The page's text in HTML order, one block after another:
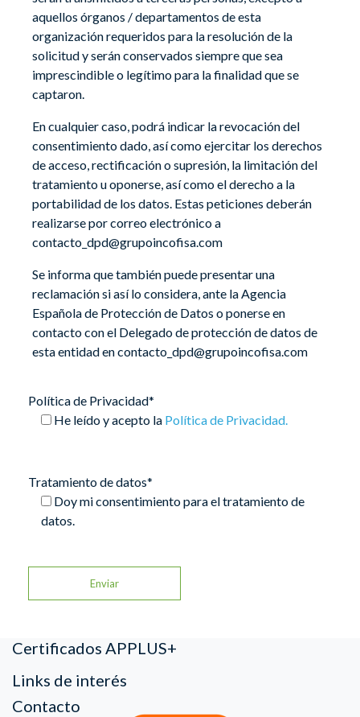
aquellos órganos / departamentos de esta
organización requeridos para la resolución de la
solicitud y serán conservados siempre que sea
imprescindible o legítimo para la finalidad que se
captaron.
En cualquier caso, podrá indicar la revocación del
consentimiento dado, así como ejercitar los derechos
de acceso, rectificación o supresión, la limitación del
tratamiento u oponerse, así como el derecho a la
portabilidad de los datos. Estas peticiones deberán
realizarse por correo electrónico a
contacto_dpd@grupoincofisa.com
Se informa que también puede presentar una
reclamación si así lo considera, ante la Agencia
Española de Protección de Datos o ponerse en
contacto con el Delegado de protección de datos de
esta entidad en contacto_dpd@grupoincofisa.com
Política de Privacidad*
He leído y acepto la Política de Privacidad.
Tratamiento de datos*
Doy mi consentimiento para el tratamiento de
datos.
Certificados APPLUS+
Links de interés
Contacto